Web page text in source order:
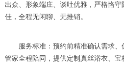
出众、形象端庄、谈吐优雅，严格恪
佳，全程无闲聊、无推销。
服务标准：预约前精准确认需求、
管家全程陪同，提供定制真丝浴衣、